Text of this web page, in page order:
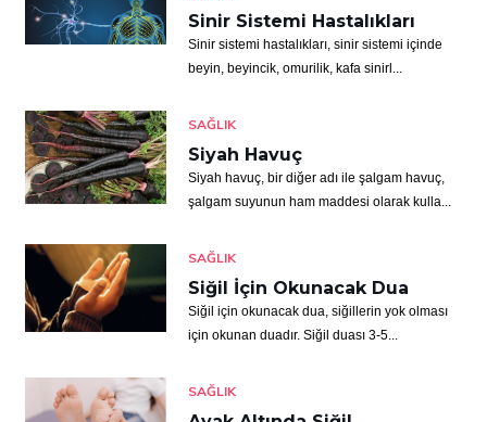
Sinir Sistemi Hastalıkları
Sinir sistemi hastalıkları, sinir sistemi içinde
beyin, beyincik, omurilik, kafa sinirl...
SAĞLIK
Siyah Havuç
Siyah havuç, bir diğer adı ile şalgam havuç,
şalgam suyunun ham maddesi olarak kulla...
SAĞLIK
Siğil İçin Okunacak Dua
Siğil için okunacak dua, siğillerin yok olması
için okunan duadır. Siğil duası 3-5...
SAĞLIK